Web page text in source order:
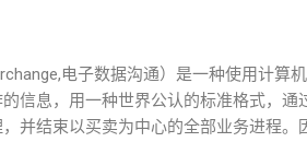
电子数据沟通）是一种使用计算
信息，用一种世界公认的标准格式，
并结束以买卖为中心的全部业务进程